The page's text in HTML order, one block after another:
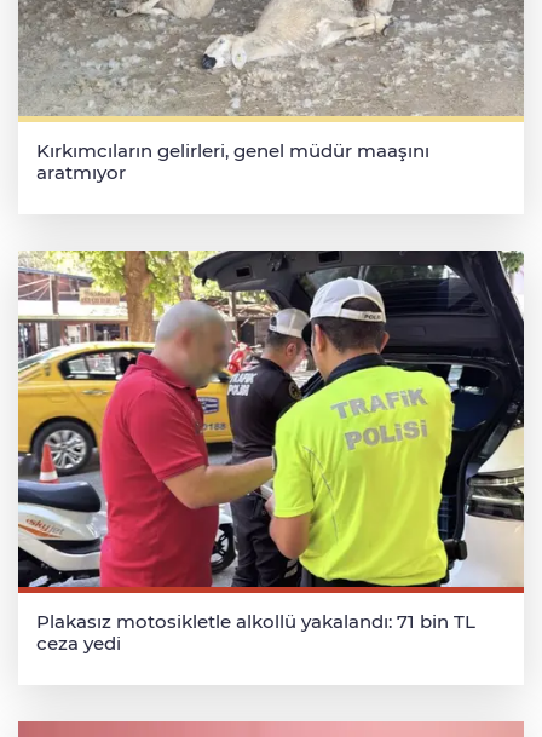
Kırkımcıların gelirleri, genel müdür maaşını
aratmıyor
Plakasız motosikletle alkollü yakalandı: 71 bin TL
ceza yedi